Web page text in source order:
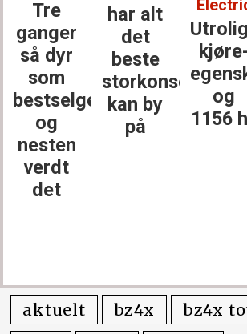
har alt
det
beste
storkonsernet
kan by
på
Electric
Utrolige
kjøre­
egenskaper
og
1156 hk
AWD
Edition
bilen
aktuelt bz4x
bz4x